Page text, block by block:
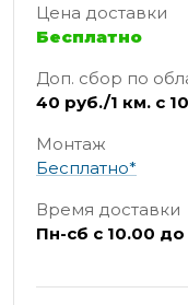
Цена доставки
Бесплатно
Доп. сбор по
40 руб./1 км. с
Монтаж
Бесплатно*
Время доставки
Пн-сб с 10.00